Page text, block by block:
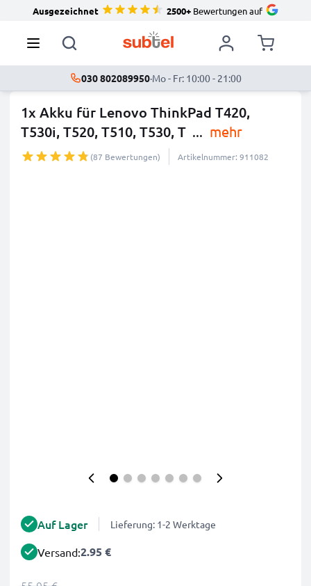
Ausgezeichnet 2500+Bewertungen auf
030 802089950·Mo - Fr: 10:00 - 21:00
1x Akku für Lenovo ThinkPad T420,
T530i, T520, T510, T530, T ... mehr
(87 Bewertungen) Artikelnummer: 911082
Auf Lager Lieferung: 1-2 Werktage
Versand:2.95 €